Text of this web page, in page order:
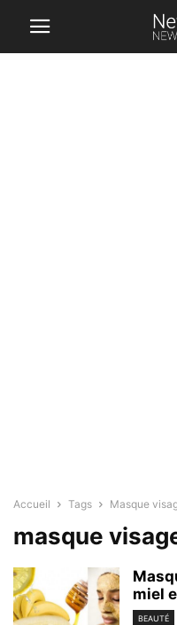
Accueil Tags Masque
masque
miel
BEAUTÉ